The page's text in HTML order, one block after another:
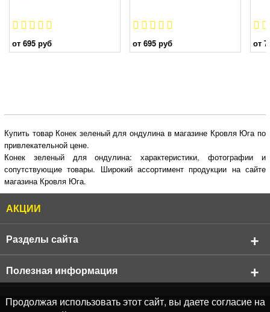
от 695 руб от 695 руб от
Купить товар Конек зеленый для ондулина в магазине Кровля Юга по
привлекательной цене.
Конек зеленый для ондулина: характеристики, фотографии и
сопутствующие товары. Широкий ассортимент продукции на сайте
магазина Кровля Юга.
АКЦИИ
Разделы сайта
Реквизиты компании
АКЦИИ
Полезная информация
Продукция
Продолжая использовать этот сайт, вы даете согласие на